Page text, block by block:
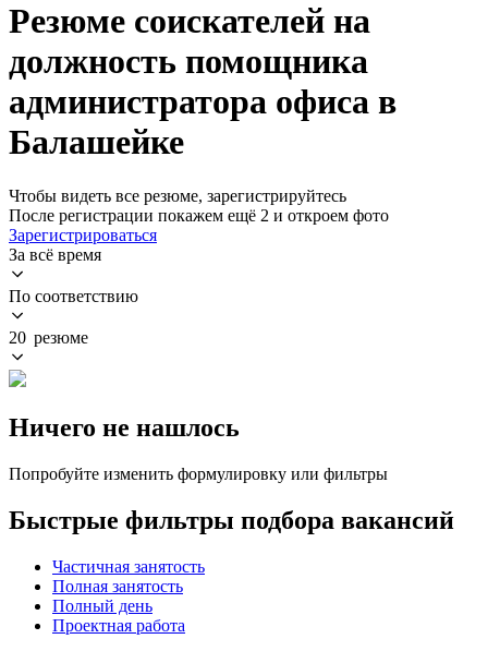
Резюме соискателей на
должность помощника
администратора офиса в
Балашейке
Чтобы видеть все резюме, зарегистрируйтесь
После регистрации покажем ещё 2 и откроем фото
Зарегистрироваться
За всё время
По соответствию
20 резюме
Ничего не нашлось
Попробуйте изменить формулировку или фильтры
Быстрые фильтры подбора вакансий
Частичная занятость
Полная занятость
Полный день
Проектная работа